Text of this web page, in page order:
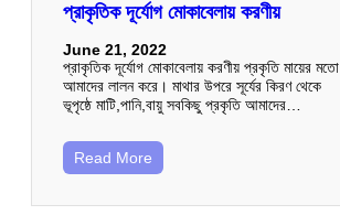
প্রাকৃতিক দূর্যোগ মোকাবেলায় করণীয়
June 21, 2022
প্রাকৃতিক দূর্যোগ মোকাবেলায় করণীয় প্রকৃতি মায়ের মতো
আমাদের লালন করে। মাথার উপরে সূর্যের কিরণ থেকে
ভূপৃষ্ঠে মাটি,পানি,বায়ু সবকিছু প্রকৃতি আমাদের…
Read More